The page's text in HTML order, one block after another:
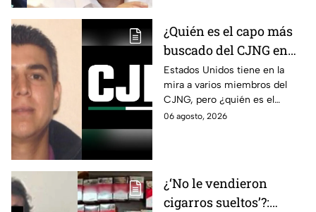
¿Quién es el capo más
buscado del CJNG en
Estados Unidos?
Estados Unidos tiene en la
mira a varios miembros del
CJNG, pero ¿quién es el
miembro más buscado por el
06 agosto, 2026
¿‘No le vendieron
cigarros sueltos’?: